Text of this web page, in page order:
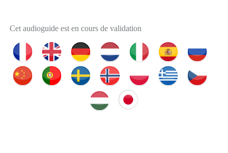
Cet audioguide est en cours de validation